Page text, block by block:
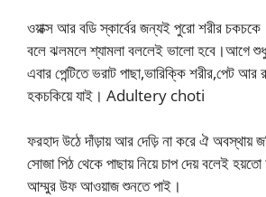
ওয়াক্স আর বডি স্কার্বের জন্যই পুরো শরীর
বলে ঝলমলে শ্যামলা বললেই ভালো হবে।আগে
এবার পেন্টিতে ভরাট পাছা,ভারিক্কি শরীর,পেট আর
হকচকিয়ে যাই। Adultery choti
ফরহাদ উঠে দাঁড়ায় আর দেড়ি না করে ঐ অবস্থায়
সোজা পিঠ থেকে পাছায় নিয়ে চাপ দেয় বলেই
আম্মুর উফ আওয়াজ শুনতে পাই।